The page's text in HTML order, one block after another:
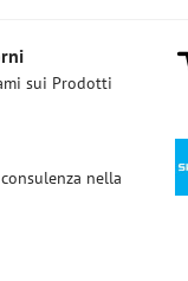
sui Prodotti
nella